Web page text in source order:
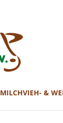
MILCHVIEH- &